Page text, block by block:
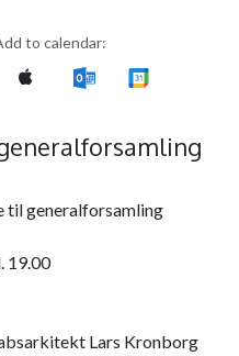
to calendar:
til generalforsamling
19.00
Lars Kronborg